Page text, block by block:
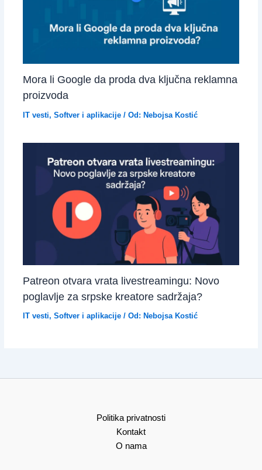
Mora li Google da proda dva ključna reklamna
proizvoda
IT vesti, Softver i aplikacije/ Od: Nebojsa Kostić
Patreon otvara vrata livestreamingu: Novo
poglavlje za srpske kreatore sadržaja?
IT vesti, Softver i aplikacije/ Od: Nebojsa Kostić
Politika privatnosti
Kontakt
O nama